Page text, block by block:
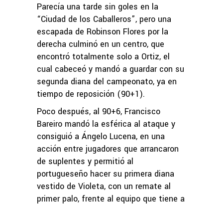
Parecía una tarde sin goles en la
“Ciudad de los Caballeros”, pero una
escapada de Robinson Flores por la
derecha culminó en un centro, que
encontró totalmente solo a Ortiz, el
cual cabeceó y mandó a guardar con su
segunda diana del campeonato, ya en
tiempo de reposición (90+1).
Poco después, al 90+6, Francisco
Bareiro mandó la esférica al ataque y
consiguió a Ángelo Lucena, en una
acción entre jugadores que arrancaron
de suplentes y permitió al
portugueseño hacer su primera diana
vestido de Violeta, con un remate al
primer palo, frente al equipo que tiene a